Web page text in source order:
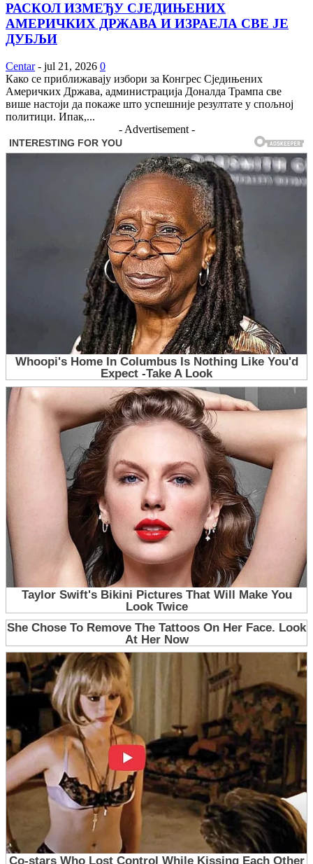
РАСКОЛ ИЗМЕЂУ СЈЕДИЊЕНИХ
АМЕРИЧКИХ ДРЖАВА И ИЗРАЕЛА СВЕ ЈЕ
ДУБЉИ
Centar - jul 21, 2026 0
Како се приближавају избори за Конгрес Сједињених
Америчких Држава, администрација Доналда Трампа све
више настоји да покаже што успешније резултате у спољној
политици. Ипак,...
- Advertisement -